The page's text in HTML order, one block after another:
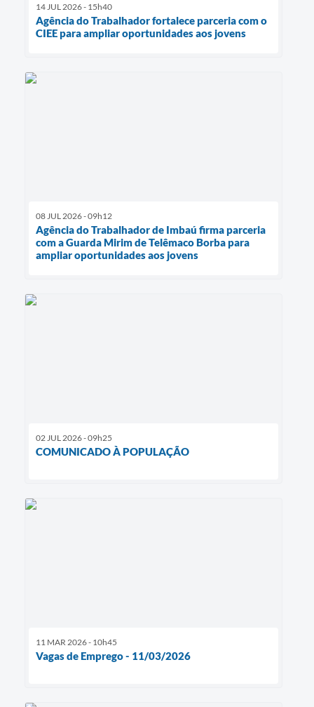
14 JUL 2026 - 15h40
Agência do Trabalhador fortalece parceria com o
CIEE para ampliar oportunidades aos jovens
08 JUL 2026 - 09h12
Agência do Trabalhador de Imbaú firma parceria
com a Guarda Mirim de Telêmaco Borba para
ampliar oportunidades aos jovens
02 JUL 2026 - 09h25
COMUNICADO À POPULAÇÃO
11 MAR 2026 - 10h45
Vagas de Emprego - 11/03/2026